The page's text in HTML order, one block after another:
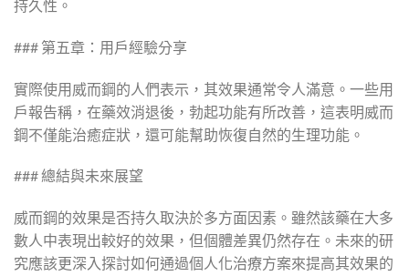
持久性。
### 第五章：用戶經驗分享
實際使用威而鋼的人們表示，其效果通常令人滿意。一些用
戶報告稱，在藥效消退後，勃起功能有所改善，這表明威而
鋼不僅能治癒症狀，還可能幫助恢復自然的生理功能。
### 總結與未來展望
威而鋼的效果是否持久取決於多方面因素。雖然該藥在大多
數人中表現出較好的效果，但個體差異仍然存在。未來的研
究應該更深入探討如何通過個人化治療方案來提高其效果的